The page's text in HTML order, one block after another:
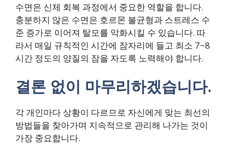
수면은 신체 회복 과정에서 중요한 역할을 합니다.
충분하지 않은 수면은 호르몬 불균형과 스트레스 수
준 증가로 이어져 탈모를 악화시킬 수 있습니다. 따
라서 매일 규칙적인 시간에 잠자리에 들고 최소 7~8
시간 정도의 양질의 잠을 자도록 노력해야 합니다.
결론 없이 마무리하겠습니다.
각 개인마다 상황이 다르므로 자신에게 맞는 최선의
방법들을 찾아가며 지속적으로 관리해 나가는 것이
가장 중요합니다.